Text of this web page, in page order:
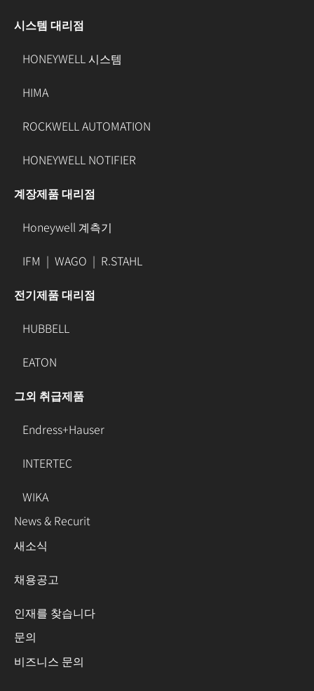
시스템 대리점
HONEYWELL 시스템
HIMA
ROCKWELL AUTOMATION
HONEYWELL NOTIFIER
계장제품 대리점
Honeywell 계측기
IFM | WAGO | R.STAHL
전기제품 대리점
HUBBELL
EATON
그외 취급제품
Endress+Hauser
INTERTEC
WIKA
News & Recurit
새소식
채용공고
인재를 찾습니다
문의
비즈니스 문의